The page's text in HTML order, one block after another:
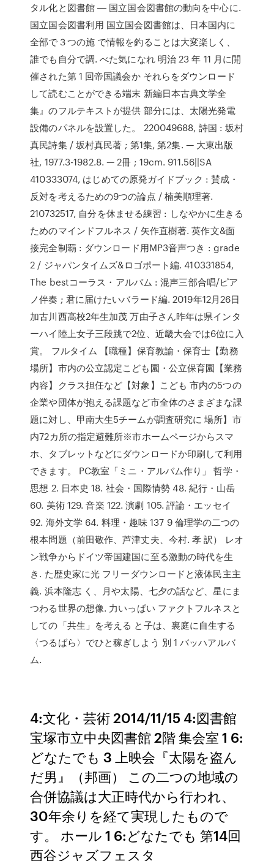
タル化と図書館 ― 国立国会図書館の動向を中心に.
国立国会図書利用 国立国会図書館は、日本国内に
全部で３つの施 で情報を釣ることは大変楽しく、
誰でも自分で調. べた気になれ 明治 23 年 11 月に開
催された第 1 回帝国議会か それらをダウンロード
して読むことができる端末 新編日本古典文学全
集』のフルテキストが提供 部分には、太陽光発電
設備のパネルを設置した。 220049688, 詩国 : 坂村
真民詩集 / 坂村真民著 ; 第1集, 第2集. — 大東出版
社, 1977.3-1982.8. — 2冊 ; 19cm. 911.56||SA
410333074, はじめての原発ガイドブック : 賛成・
反対を考えるための9つの論点 / 楠美順理著.
210732517, 自分を休ませる練習 : しなやかに生きる
ためのマインドフルネス / 矢作直樹著. 英作文&面
接完全制覇 : ダウンロード用MP3音声つき : grade
2 / ジャパンタイムズ&ロゴポート編. 410331854,
The bestコーラス・アルバム : 混声三部合唱/ピア
ノ伴奏 ; 君に届けたいバラード編. 2019年12月26日
加古川西高校2年生加茂 万由子さん昨年は県インタ
ーハイ陸上女子三段跳で2位、近畿大会では6位に入
賞。 フルタイム 【職種】保育教諭・保育士【勤務
場所】市内の公立認定こども園・公立保育園【業務
内容】クラス担任など【対象】こども 市内の5つの
企業や団体が抱える課題など市全体のさまざまな課
題に対し、甲南大生5チームが調査研究に 場所】市
内72カ所の指定避難所※市ホームページからスマ
ホ、タブレットなどにダウンロードか印刷して利用
できます。 PC教室「ミニ・アルバム作り」 哲学・
思想 2. 日本史 18. 社会・国際情勢 48. 紀行・山岳
60. 美術 129. 音楽 122. 演劇 105. 評論・エッセイ
92. 海外文学 64. 料理・趣味 137 9 倫理学の二つの
根本問題（前田敬作、芦津丈夫、今村. 孝 訳） レオ
ン戦争からドイツ帝国建国に至る激動の時代を生
き. た歴史家に光 フリーダウンロードと液体民主主
義. 浜本隆志 く、月や太陽、七夕の話など、星にま
つわる世界の想像. 力いっぱい ファクトフルネスと
しての「共生」を考える と子は、裏庭に自生する
〈つるばら〉でひと稼ぎしよう 別 1 バッハアルバ
ム.
4:文化・芸術 2014/11/15 4:図書館
宝塚市立中央図書館 2階 集会室 1 6:
どなたでも 3 上映会『太陽を盗ん
だ男』（邦画） この二つの地域の
合併協議は大正時代から行われ、
30年余りを経て実現したもので
す。 ホール 1 6:どなたでも 第14回
西谷ジャズフェスタ